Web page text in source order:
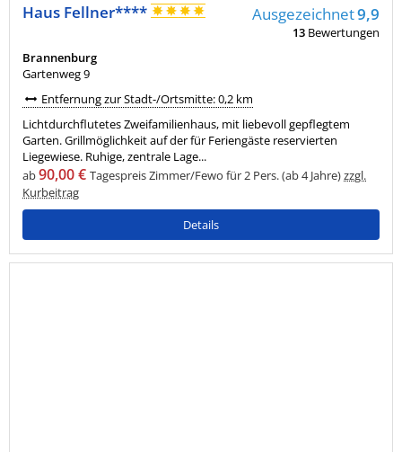
Haus Fellner**** Ausgezeichnet9,9
13 Bewertungen
Brannenburg
Gartenweg 9
Entfernung zur Stadt-/Ortsmitte: 0,2 km
Lichtdurchflutetes Zweifamilienhaus, mit liebevoll gepflegtem
Garten. Grillmöglichkeit auf der für Feriengäste reservierten
Liegewiese. Ruhige, zentrale Lage...
ab90,00 € Tagespreis Zimmer/Fewo für 2 Pers. (ab 4 Jahre)zzgl.
Kurbeitrag
Details